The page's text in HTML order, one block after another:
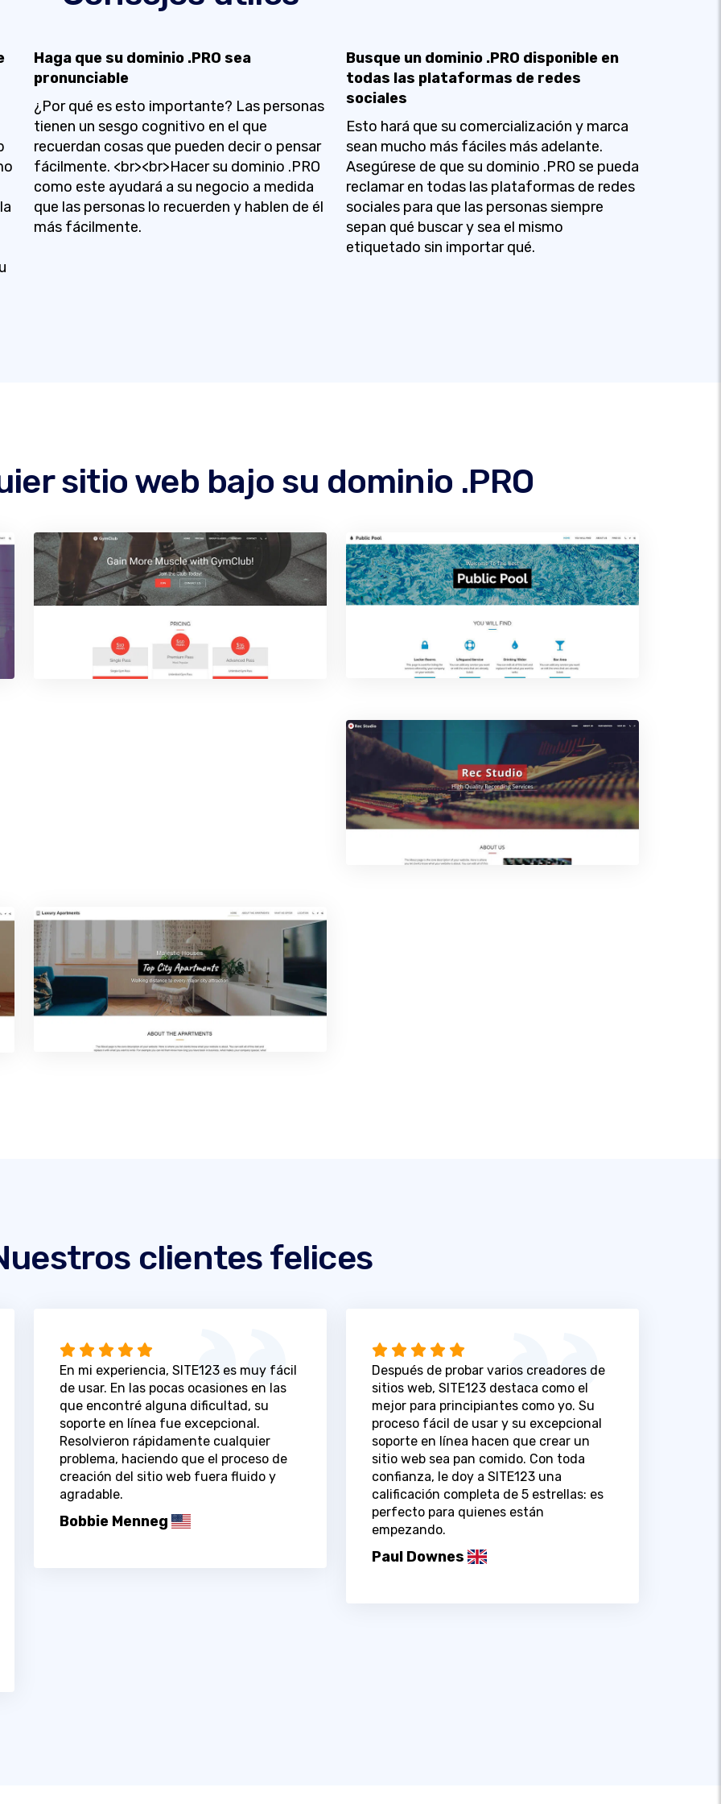
Haga que su dominio .PRO sea
pronunciable
¿Por qué es esto importante? Las personas
tienen un sesgo cognitivo en el que
recuerdan cosas que pueden decir o pensar
fácilmente. <br><br>Hacer su dominio .PRO
como este ayudará a su negocio a medida
que las personas lo recuerden y hablen de él
más fácilmente.
Busque un dominio .PRO disponible en
todas las plataformas de redes
sociales
Esto hará que su comercialización y marca
sean mucho más fáciles más adelante.
Asegúrese de que su dominio .PRO se pueda
reclamar en todas las plataformas de redes
sociales para que las personas siempre
sepan qué buscar y sea el mismo
etiquetado sin importar qué.
sitio web bajo su dominio .PRO
clientes felices
En mi experiencia, SITE123 es muy fácil
de usar. En las pocas ocasiones en las
que encontré alguna dificultad, su
soporte en línea fue excepcional.
Resolvieron rápidamente cualquier
problema, haciendo que el proceso de
creación del sitio web fuera fluido y
agradable.
Bobbie Menneg
Después de probar varios creadores de
sitios web, SITE123 destaca como el
mejor para principiantes como yo. Su
proceso fácil de usar y su excepcional
soporte en línea hacen que crear un
sitio web sea pan comido. Con toda
confianza, le doy a SITE123 una
calificación completa de 5 estrellas: es
perfecto para quienes están
empezando.
Paul Downes